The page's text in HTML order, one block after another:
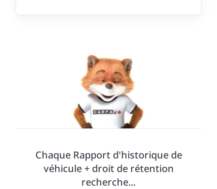
Chaque Rapport d'historique de
véhicule + droit de rétention
recherche...